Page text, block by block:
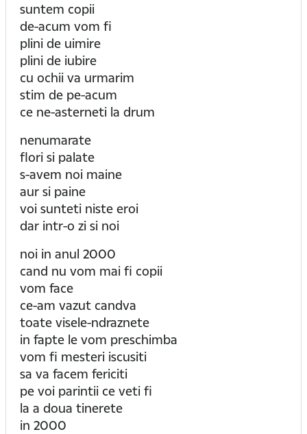
suntem copii
de-acum vom fi
plini de uimire
plini de iubire
cu ochii va urmarim
stim de pe-acum
ce ne-asterneti la drum
nenumarate
flori si palate
s-avem noi maine
aur si paine
voi sunteti niste eroi
dar intr-o zi si noi
noi in anul 2000
cand nu vom mai fi copii
vom face
ce-am vazut candva
toate visele-ndraznete
in fapte le vom preschimba
vom fi mesteri iscusiti
sa va facem fericiti
pe voi parintii ce veti fi
la a doua tinerete
in 2000